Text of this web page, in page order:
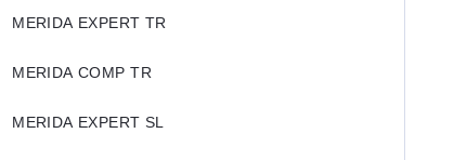
MERIDA EXPERT TR
MERIDA COMP TR
MERIDA EXPERT SL